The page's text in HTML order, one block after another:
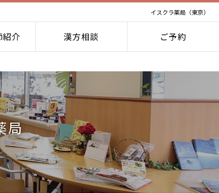
イスクラ薬局（東京）
介 漢方相談 ご予約
局